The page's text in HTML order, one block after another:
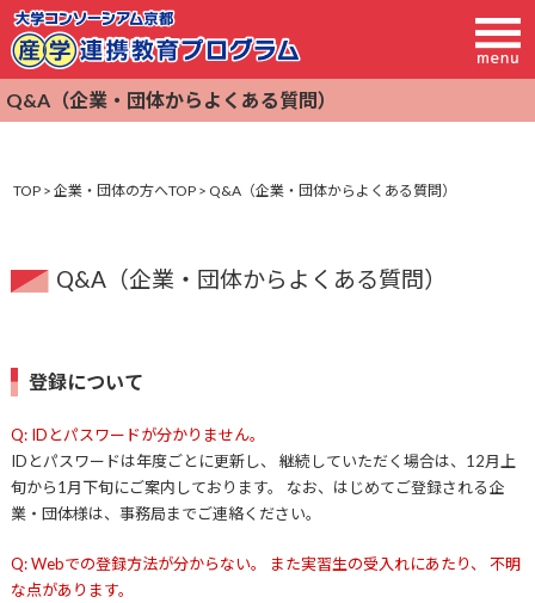
Q&A（企業・団体からよくある質問）
TOP> 企業・団体の方へTOP> Q&A（企業・団体からよくある質問）
Q&A（企業・団体からよくある質問）
登録について
Q: IDとパスワードが分かりません。
IDとパスワードは年度ごとに更新し、 継続していただく場合は、12月上
旬から1月下旬にご案内しております。 なお、はじめてご登録される企
業・団体様は、事務局までご連絡ください。
Q: Webでの登録方法が分からない。 また実習生の受入れにあたり、 不明
な点があります。